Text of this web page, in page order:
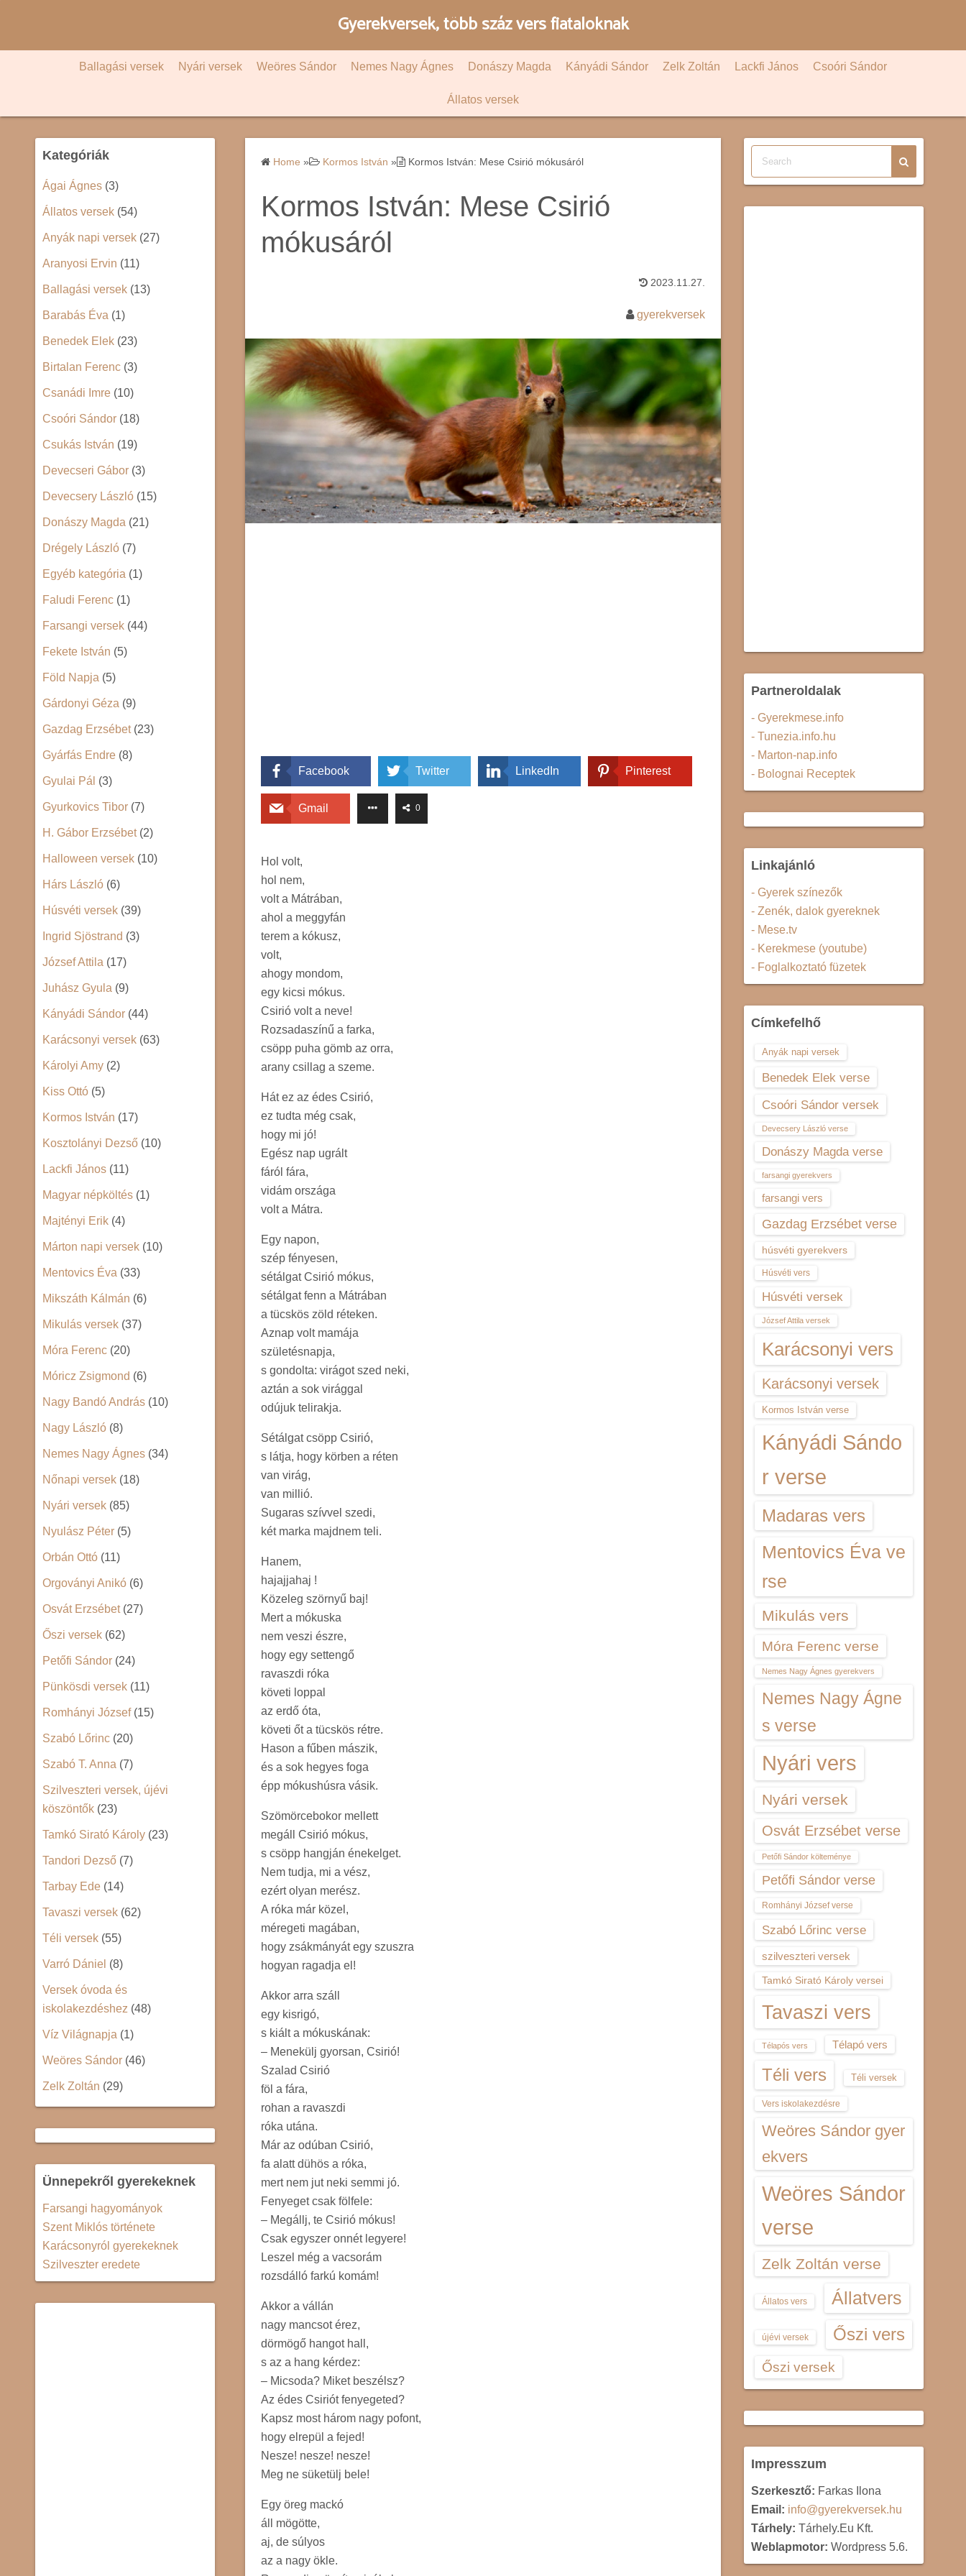
c
Gyerekversek, több száz vers fiataloknak
Ballagási versek Nyári versek Weöres Sándor Nemes Nagy Ágnes Donászy Magda Kányádi Sándor Zelk Zoltán Lackfi János Csoóri Sándor
Állatos versek
Home » Kormos István » Kormos István: Mese Csirió mókusáról
Kormos István: Mese Csirió
mókusáról
2023.11.27.
gyerekversek
Facebook Twitter LinkedIn Pinterest
Gmail 0
Hol volt,
hol nem,
volt a Mátrában,
ahol a meggyfán
terem a kókusz,
volt,
ahogy mondom,
egy kicsi mókus.
Csirió volt a neve!
Rozsadaszínű a farka,
csöpp puha gömb az orra,
arany csillag a szeme.
Hát ez az édes Csirió,
ez tudta még csak,
hogy mi jó!
Egész nap ugrált
fáról fára,
vidám országa
volt a Mátra.
Egy napon,
szép fényesen,
sétálgat Csirió mókus,
sétálgat fenn a Mátrában
a tücskös zöld réteken.
Aznap volt mamája
születésnapja,
s gondolta: virágot szed neki,
aztán a sok virággal
odújuk telirakja.
Sétálgat csöpp Csirió,
s látja, hogy körben a réten
van virág,
van millió.
Sugaras szívvel szedi,
két marka majdnem teli.
Hanem,
hajajjahaj !
Közeleg szörnyű baj!
Mert a mókuska
nem veszi észre,
hogy egy settengő
ravaszdi róka
követi loppal
az erdő óta,
követi őt a tücskös rétre.
Hason a fűben mászik,
és a sok hegyes foga
épp mókushúsra vásik.
Szömörcebokor mellett
megáll Csirió mókus,
s csöpp hangján énekelget.
Nem tudja, mi a vész,
ezért olyan merész.
A róka már közel,
méregeti magában,
hogy zsákmányát egy szuszra
hogyan ragadja el!
Akkor arra száll
egy kisrigó,
s kiált a mókuskának:
– Menekülj gyorsan, Csirió!
Szalad Csirió
föl a fára,
rohan a ravaszdi
róka utána.
Már az odúban Csirió,
fa alatt dühös a róka,
mert nem jut neki semmi jó.
Fenyeget csak fölfele:
– Megállj, te Csirió mókus!
Csak egyszer onnét legyere!
Leszel még a vacsorám
rozsdálló farkú komám!
Akkor a vállán
nagy mancsot érez,
dörmögő hangot hall,
s az a hang kérdez:
– Micsoda? Miket beszélsz?
Az édes Csiriót fenyegeted?
Kapsz most három nagy pofont,
hogy elrepül a fejed!
Nesze! nesze! nesze!
Meg ne süketülj bele!
Egy öreg mackó
áll mögötte,
aj, de súlyos
az a nagy ökle.
Kategóriák
Ágai Ágnes (3)
Állatos versek (54)
Anyák napi versek (27)
Aranyosi Ervin (11)
Ballagási versek (13)
Barabás Éva (1)
Benedek Elek (23)
Birtalan Ferenc (3)
Csanádi Imre (10)
Csoóri Sándor (18)
Csukás István (19)
Devecseri Gábor (3)
Devecsery László (15)
Donászy Magda (21)
Drégely László (7)
Egyéb kategória (1)
Faludi Ferenc (1)
Farsangi versek (44)
Fekete István (5)
Föld Napja (5)
Gárdonyi Géza (9)
Gazdag Erzsébet(23)
Gyárfás Endre (8)
Gyulai Pál (3)
Gyurkovics Tibor (7)
H. Gábor Erzsébet(2)
Halloween versek (10)
Hárs László (6)
Húsvéti versek (39)
Ingrid Sjöstrand (3)
József Attila (17)
Juhász Gyula (9)
Kányádi Sándor (44)
Karácsonyi versek (63)
Károlyi Amy (2)
Kiss Ottó (5)
Kormos István (17)
Kosztolányi Dezső (10)
Lackfi János (11)
Magyar népköltés (1)
Majtényi Erik (4)
Márton napi versek (10)
Mentovics Éva (33)
Mikszáth Kálmán (6)
Mikulás versek (37)
Móra Ferenc (20)
Móricz Zsigmond (6)
Nagy Bandó András (10)
Nagy László (8)
Nemes Nagy Ágnes (34)
Nőnapi versek (18)
Nyári versek (85)
Nyulász Péter (5)
Orbán Ottó (11)
Orgoványi Anikó (6)
Osvát Erzsébet(27)
Őszi versek (62)
Petőfi Sándor (24)
Pünkösdi versek (11)
Romhányi József(15)
Szabó Lőrinc (20)
Szabó T. Anna (7)
Szilveszteri versek, újévi
köszöntők (23)
Tamkó Sirató Károly (23)
Tandori Dezső (7)
Tarbay Ede (14)
Tavaszi versek (62)
Téli versek (55)
Varró Dániel (8)
Versek óvoda és
iskolakezdéshez (48)
Víz Világnapja (1)
Weöres Sándor (46)
Zelk Zoltán (29)
Ünnepekről gyerekeknek
Farsangi hagyományok
Szent Miklós története
Karácsonyról gyerekeknek
Szilveszter eredete
Partneroldalak
- Gyerekmese.info
- Tunezia.info.hu
- Marton-nap.info
- Bolognai Receptek
Linkajánló
- Gyerek színezők
- Zenék, dalok gyereknek
- Mese.tv
- Kerekmese (youtube)
- Foglalkoztató füzetek
Címkefelhő
Anyák napi versek
Benedek Elek verse
Csoóri Sándor versek
Devecsery László verse
Donászy Magda verse
farsangi gyerekvers
farsangi vers
Gazdag Erzsébet verse
húsvéti gyerekvers
Húsvéti vers
Húsvéti versek
József Attila versek
Karácsonyi vers
Karácsonyi versek
Kormos István verse
Kányádi Sándo
r verse
Madaras vers
Mentovics Éva ve
rse
Mikulás vers
Móra Ferenc verse
Nemes Nagy Ágnes gyerekvers
Nemes Nagy Ágne
s verse
Nyári vers
Nyári versek
Osvát Erzsébet verse
Petőfi Sándor költeménye
Petőfi Sándor verse
Romhányi József verse
Szabó Lőrinc verse
szilveszteri versek
Tamkó Sirató Károly versei
Tavaszi vers
Télapós vers Télapó vers
Téli vers Téli versek
Vers iskolakezdésre
Weöres Sándor gyer
ekvers
Weöres Sándor
verse
Zelk Zoltán verse
Állatos vers Állatvers
újévi versek Őszi vers
Őszi versek
Impresszum
Szerkesztő: Farkas Ilona
Email: info@gyerekversek.hu
Tárhely: Tárhely.Eu Kft.
Weblapmotor: Wordpress 5.6.